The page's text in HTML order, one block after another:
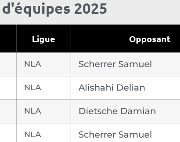
2025
Ligue Opposant
NLA Scherrer Samuel
NLA Alishahi Delian
NLA Dietsche Damian
NLA Scherrer Samuel